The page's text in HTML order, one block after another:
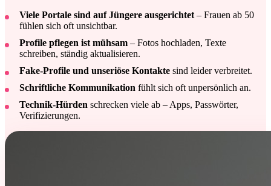
Viele Portale sind auf Jüngere ausgerichtet – Frauen ab 50
fühlen sich oft unsichtbar.
Profile pflegen ist mühsam – Fotos hochladen, Texte
schreiben, ständig aktualisieren.
Fake-Profile und unseriöse Kontakte sind leider verbreitet.
Schriftliche Kommunikation fühlt sich oft unpersönlich an.
Technik-Hürden schrecken viele ab – Apps, Passwörter,
Verifizierungen.